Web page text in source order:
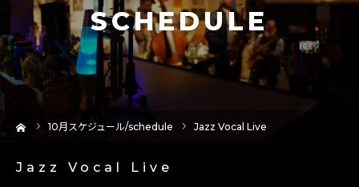
SCHEDULE
10月スケジュール/schedule Jazz Vocal Live
Jazz Vocal Live